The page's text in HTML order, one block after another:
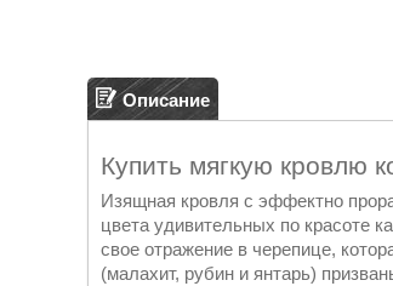
Описание
Купить мягкую кровлю
Изящная кровля с эффектно
цвета удивительных по красоте
свое отражение в черепице,
(малахит, рубин и янтарь)